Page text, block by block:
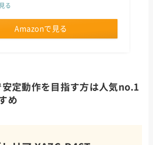
る
Amazonで見る
安定動作を目指す方は人気no.1
め